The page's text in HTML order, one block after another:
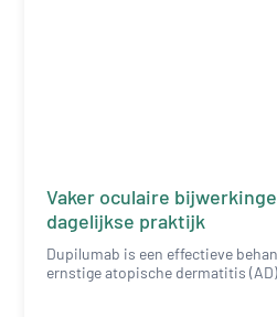
Vaker oculaire
dagelijkse praktijk
Dupilumab is een effectieve
ernstige atopische dermatitis